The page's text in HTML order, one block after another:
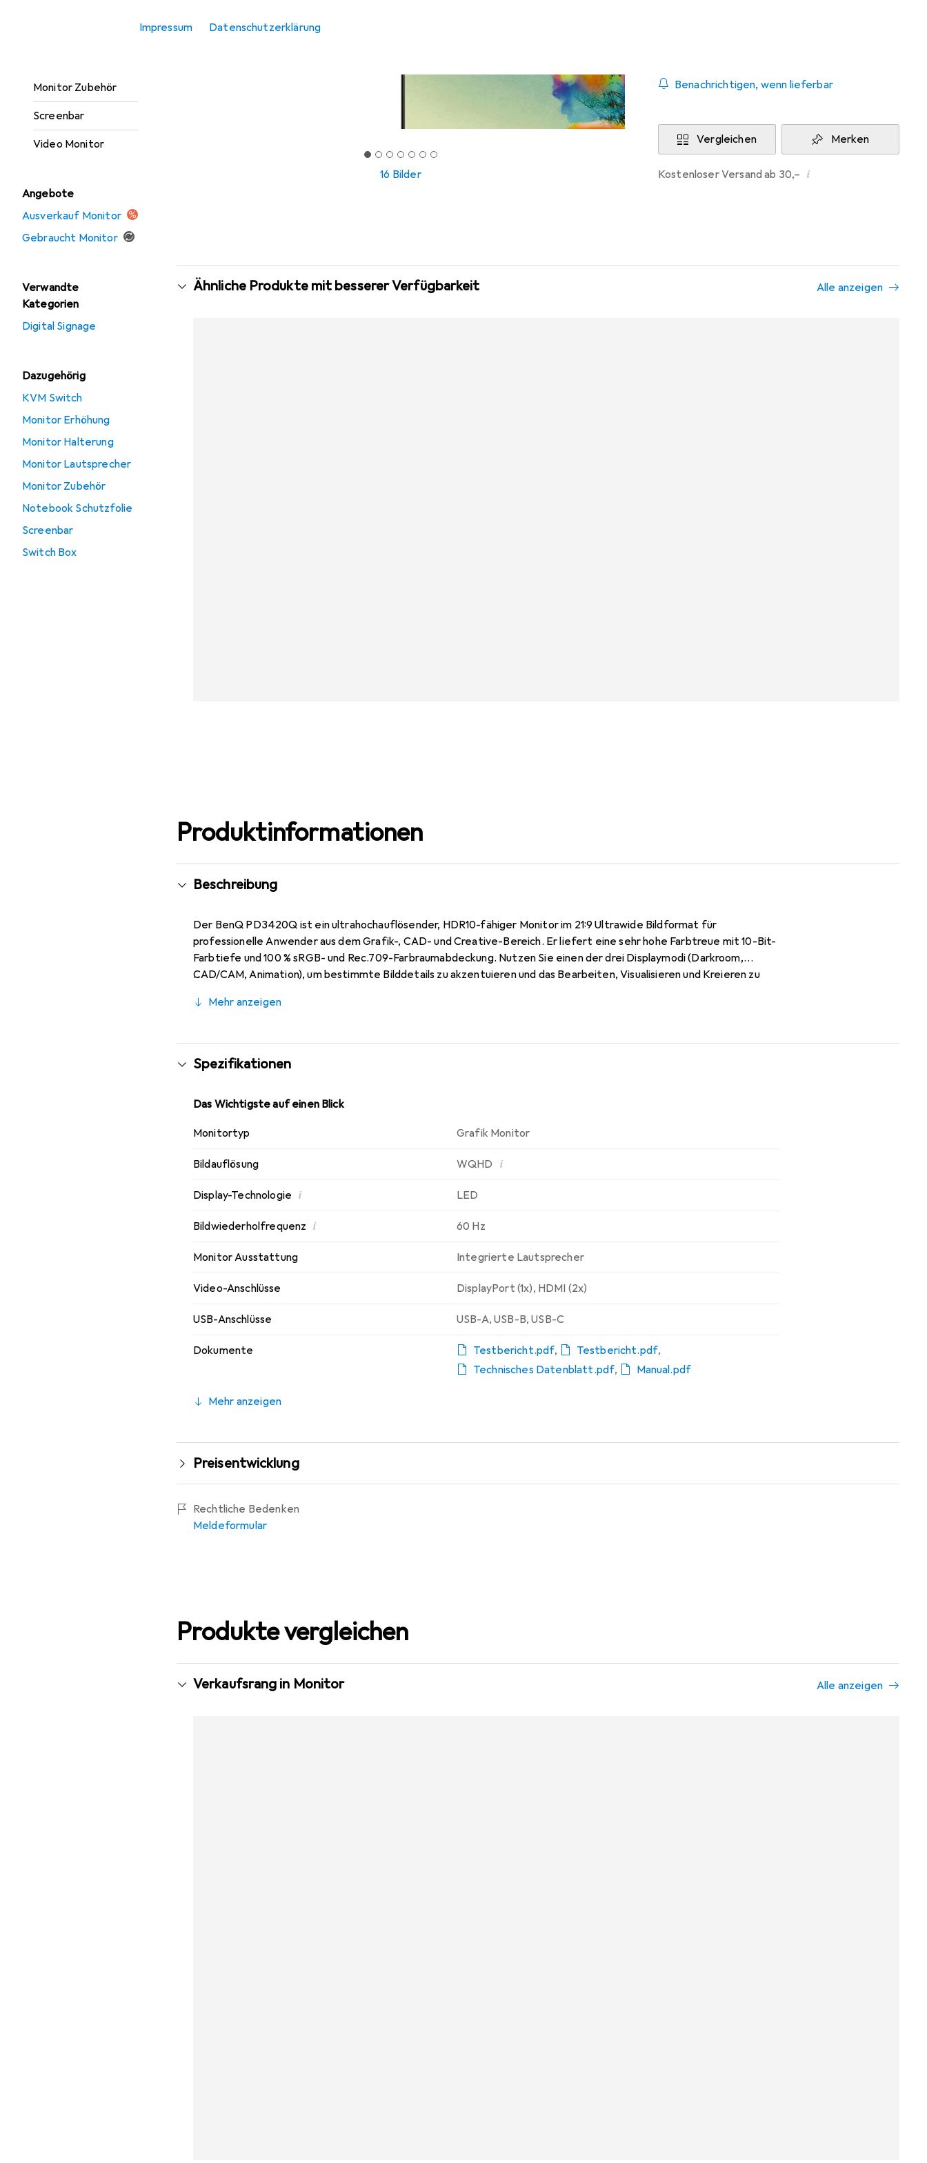
Impressum Datenschutzerklärung
Monitor Zubehör
Screenbar
Video Monitor
Angebote
Ausverkauf Monitor
Gebraucht Monitor
Verwandte
Kategorien
Digital Signage
Dazugehörig
KVM Switch
Monitor Erhöhung
Monitor Halterung
Monitor Lautsprecher
Monitor Zubehör
Notebook Schutzfolie
Screenbar
Switch Box
16 Bilder
Benachrichtigen, wenn lieferbar
Vergleichen Merken
Kostenloser Versand ab 30,– i
Ähnliche Produkte mit besserer Verfügbarkeit Alle anzeigen
Produktinformationen
Beschreibung
Der BenQ PD3420Q ist ein ultrahochauflösender, HDR10-fähiger Monitor im 21:9 Ultrawide Bildformat für
professionelle Anwender aus dem Grafik-, CAD- und Creative-Bereich. Er liefert eine sehr hohe Farbtreue mit 10-Bit-
Farbtiefe und 100 % sRGB- und Rec.709-Farbraumabdeckung. Nutzen Sie einen der drei Displaymodi (Darkroom,
CAD/CAM, Animation), um bestimmte Bilddetails zu akzentuieren und das Bearbeiten, Visualisieren und Kreieren zu
Mehr anzeigen
Spezifikationen
Das Wichtigste auf einen Blick
Monitortyp Grafik Monitor
Bildauflösung WQHD i
Display-Technologie i LED
Bildwiederholfrequenz i 60 Hz
Monitor Ausstattung Integrierte Lautsprecher
Video-Anschlüsse DisplayPort (1x), HDMI (2x)
USB-Anschlüsse USB-A,USB-B,USB-C
Dokumente Testbericht.pdf, Testbericht.pdf,
Technisches Datenblatt.pdf, Manual.pdf
Mehr anzeigen
Preisentwicklung
Rechtliche Bedenken
Meldeformular
Produkte vergleichen
Verkaufsrang in Monitor Alle anzeigen